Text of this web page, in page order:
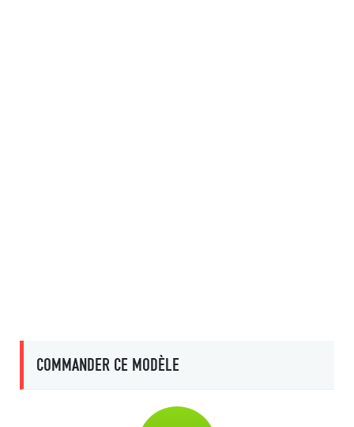
COMMANDER CE MODÈLE